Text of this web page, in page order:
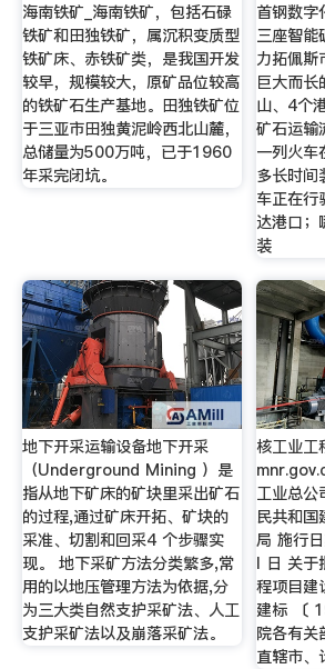
海南铁矿_海南铁矿，包括石碌
铁矿和田独铁矿，属沉积变质型
铁矿床、赤铁矿类，是我国开发
较早，规模较大，原矿品位较高
的铁矿石生产基地。田独铁矿位
于三亚市田独黄泥岭西北山麓，
总储量为500万吨，已于1960
年采完闭坑。
首钢数字
三座智能
力拓佩斯
巨大而
山、4个
矿石运
一列火车
多长时间
车正在行
达港口；
装
地下开采运输设备地下开采
（Underground Mining ）是
指从地下矿床的矿块里采出矿石
的过程,通过矿床开拓、矿块的
采准、切割和回采4 个步骤实
现。 地下采矿方法分类繁多,常
用的以地压管理方法为依据,分
为三大类自然支护采矿法、人工
支护采矿法以及崩落采矿法。
核工业
工业总公
民共和国
局 施行
l 日 关于
程项目建
建标 〔
院各有关
直辖市、